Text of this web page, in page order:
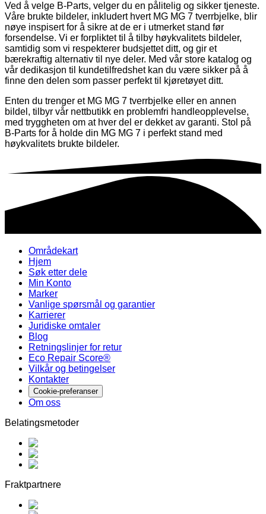
Ved å velge B-Parts, velger du en pålitelig og sikker tjeneste.
Våre brukte bildeler, inkludert hvert MG MG 7 tverrbjelke, blir
nøye inspisert for å sikre at de er i utmerket stand før
forsendelse. Vi er forpliktet til å tilby høykvalitets bildeler,
samtidig som vi respekterer budsjettet ditt, og gir et
bærekraftig alternativ til nye deler. Med vår store katalog og
vår dedikasjon til kundetilfredshet kan du være sikker på å
finne den delen som passer perfekt til kjøretøyet ditt.
Enten du trenger et MG MG 7 tverrbjelke eller en annen
bildel, tilbyr vår nettbutikk en problemfri handleopplevelse,
med tryggheten om at hver del er dekket av garanti. Stol på
B-Parts for å holde din MG MG 7 i perfekt stand med
høykvalitets brukte bildeler.
Områdekart
Hjem
Søk etter dele
Min Konto
Marker
Vanlige spørsmål og garantier
Karrierer
Juridiske omtaler
Blog
Retningslinjer for retur
Eco Repair Score®
Vilkår og betingelser
Kontakter
Cookie-preferanser
Om oss
Belatingsmetoder
Fraktpartnere